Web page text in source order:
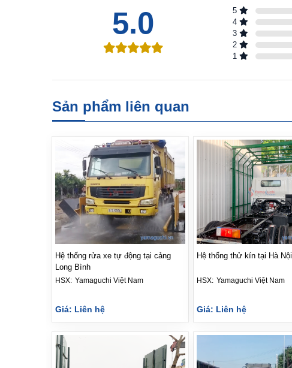
5.0 5
4
3
2
1
Sản phẩm liên quan
Hệ thống rửa xe tự động tại cảng
Long Bình
Yamaguchi Việt Nam
Giá: Liên hệ
Hệ thống thử kín tại Hà Nội
HSX: Yamaguchi Việt Nam
Giá: Liên hệ